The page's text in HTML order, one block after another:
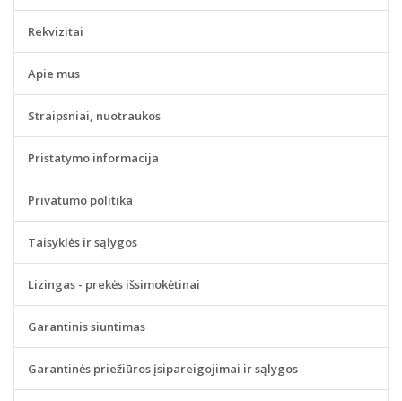
Rekvizitai
Apie mus
Straipsniai, nuotraukos
Pristatymo informacija
Privatumo politika
Taisyklės ir sąlygos
Lizingas - prekės išsimokėtinai
Garantinis siuntimas
Garantinės priežiūros įsipareigojimai ir sąlygos